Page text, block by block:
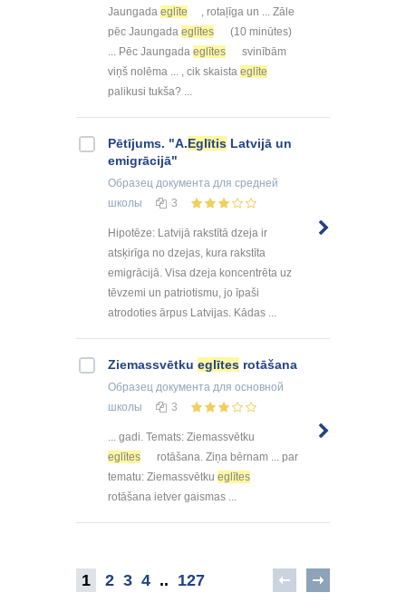
Jaungada eglīte
, rotaļīga un ... Zāle
pēc Jaungada eglītes
(10 minūtes)
... Pēc Jaungada eglītes
svinībām
viņš nolēma ... , cik skaista eglīte
palikusi tukša? ...
Pētījums. "A.Eglītis Latvijā un
emigrācijā"
Образец документа для средней
школы
3
Hipotēze: Latvijā rakstītā dzeja ir
atsķirīga no dzejas, kura rakstīta
emigrācijā. Visa dzeja koncentrēta uz
tēvzemi un patriotismu, jo īpaši
atrodoties ārpus Latvijas. Kādas ...
Ziemassvētku eglītes rotāšana
Образец документа для основной
школы
3
... gadi. Temats: Ziemassvētku
eglītes
rotāšana. Ziņa bērnam ... par
tematu: Ziemassvētku eglītes
rotāšana ietver gaismas ...
1 2 3 4 .. 127